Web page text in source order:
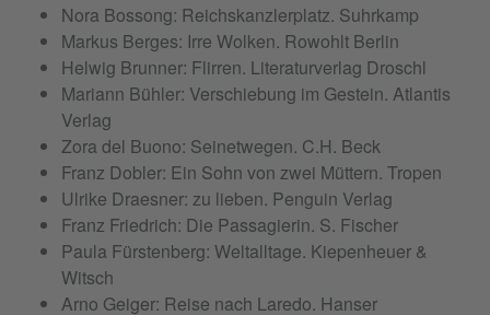
Nora Bossong: Reichskanzlerplatz. Suhrkamp
Markus Berges: Irre Wolken. Rowohlt Berlin
Helwig Brunner: Flirren. Literaturverlag Droschl
Mariann Bühler: Verschiebung im Gestein. Atlantis
Verlag
Zora del Buono: Seinetwegen. C.H. Beck
Franz Dobler: Ein Sohn von zwei Müttern. Tropen
Ulrike Draesner: zu lieben. Penguin Verlag
Franz Friedrich: Die Passagierin. S. Fischer
Paula Fürstenberg: Weltalltage. Kiepenheuer &
Witsch
Arno Geiger: Reise nach Laredo. Hanser